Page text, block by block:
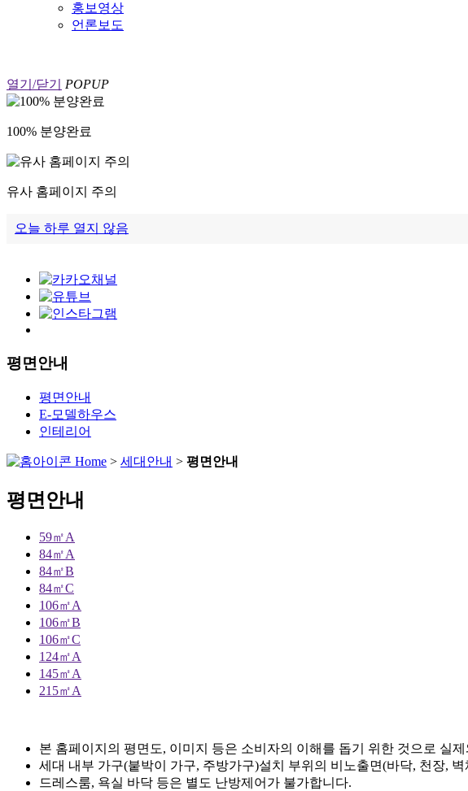
홍보영상
언론보도
열기/닫기 POPUP
100% 분양완료
유사 홈페이지 주의
오늘 하루 열지 않음
평면안내
평면안내
E-모델하우스
인테리어
Home > 세대안내 > 평면안내
평면안내
59㎡A
84㎡A
84㎡B
84㎡C
106㎡A
106㎡B
106㎡C
124㎡A
145㎡A
215㎡A
본 홈페이지의 평면도, 이미지 등은 소비자의 이해를 돕기 위한 것으로 실
세대 내부 가구(붙박이 가구, 주방가구)설치 부위의 비노출면(바닥, 천장,
드레스룸, 욕실 바닥 등은 별도 난방제어가 불가합니다.